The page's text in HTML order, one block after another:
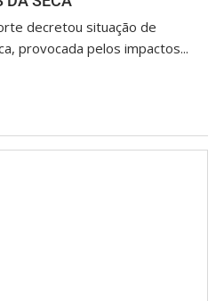
decretou situação de
provocada pelos impactos...